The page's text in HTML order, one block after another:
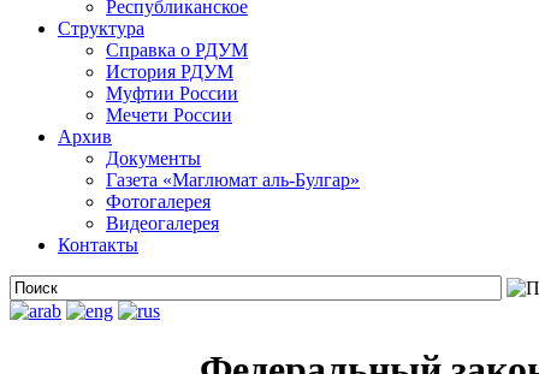
Республиканское
Структура
Справка о РДУМ
История РДУМ
Муфтии России
Мечети России
Архив
Документы
Газета «Маглюмат аль-Булгар»
Фотогалерея
Видеогалерея
Контакты